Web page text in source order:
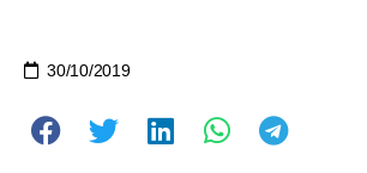
30/10/2019